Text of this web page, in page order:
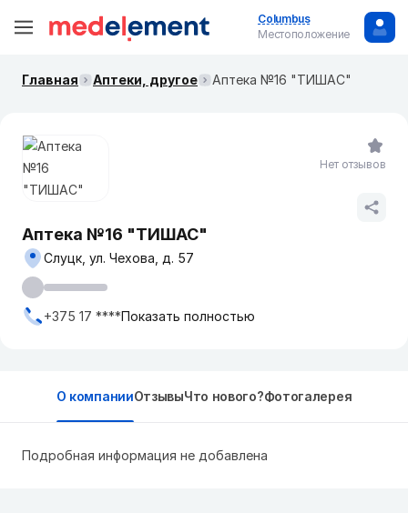
Columbus
Местоположение
Главная Аптеки, другое Аптека №16 "ТИШАС"
Аптека №16 "ТИШАС"
Слуцк, ул. Чехова, д. 57
+375 17 ****Показать полностью
Нет отзывов
О компанииОтзывыЧто нового?Фотогалерея
Подробная информация не добавлена